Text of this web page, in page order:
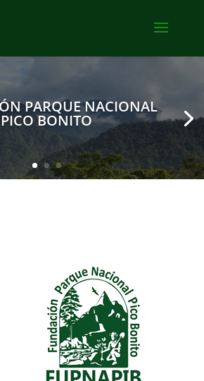
PARQUE NACIONAL
PICO BONITO